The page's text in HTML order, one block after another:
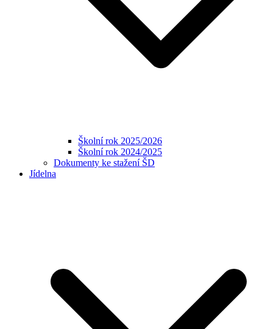
Školní rok 2025/2026
Školní rok 2024/2025
Dokumenty ke stažení ŠD
Jídelna